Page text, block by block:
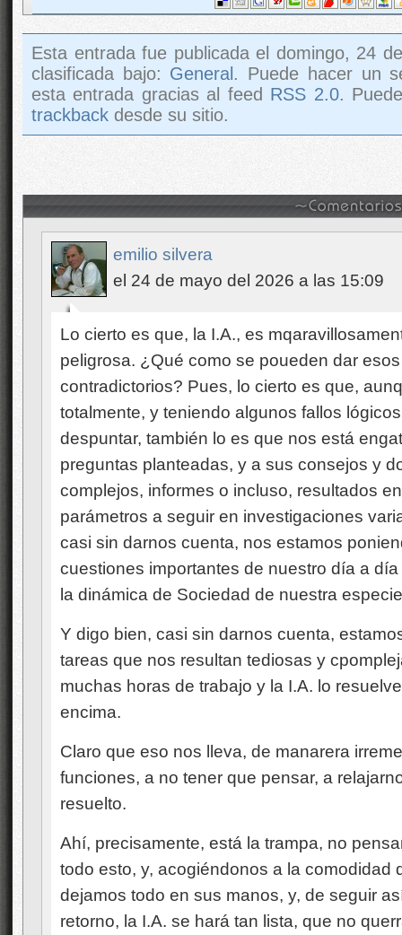
Esta entrada fue publicada el domingo, 24
clasificada bajo: General . Puede hacer un
esta entrada gracias al feed RSS 2.0.
trackback desde su sitio.
emilio silvera
el 24 de mayo del 2026 a las 15:09
Lo cierto es que, la I.A., es
peligrosa. ¿Qué como se poueden dar
contradictorios? Pues, lo cierto es que,
totalmente, y teniendo algunos fallos
despuntar, también lo es que nos está
preguntas planteadas, y a sus consejos y
complejos, informes o incluso, resultados
parámetros a seguir en investigaciones
casi sin darnos cuenta, nos estamos
cuestiones importantes de nuestro día a
la dinámica de Sociedad de nuestra
Y digo bien, casi sin darnos cuenta,
tareas que nos resultan tediosas y
muchas horas de trabajo y la I.A. lo
encima.
Claro que eso nos lleva, de manarera
funciones, a no tener que pensar, a
resuelto.
Ahí, precisamente, está la trampa, no
todo esto, y, acogiéndonos a la comodidad
dejamos todo en sus manos, y, de seguir
retorno, la I.A. se hará tan lista, que no